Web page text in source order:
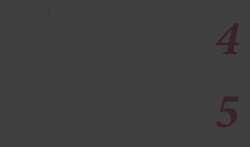
4
5